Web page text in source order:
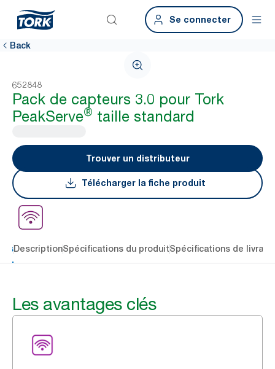
Se connecter
Back
652848
Pack de capteurs 3.0 pour Tork
PeakServe® taille standard
Trouver un distributeur
Télécharger la fiche produit
DescriptionSpécifications du produitSpécifications de
Les avantages clés